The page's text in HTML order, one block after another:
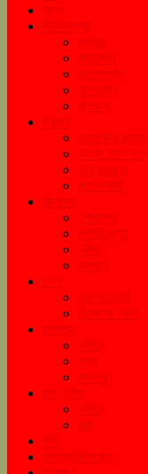
বিশ্ব
জীবনযাত্রা
স্বাস্থ্য
প্রযুক্তি
রসনাতৃপ্তি
গৃহস্থালি
রূপকলা
ভ্রমণ
ঘুরনচন্ডীর ডায়রি
যাওয়া মানে
ঘুরে tourএ
পথের দাবি
বিনোদন
চলচ্চিত্র
সঙ্গীত-নৃত্য
নাটক
অনুষ্ঠান
খেলা
দেশের খেলা
বিদেশের খেলা
সাহিত্য
কবিতা
গদ্য
প্রবন্ধ
কচি-কাঁচা
কবিতা
গল্প
কৃষি
বানিজ্য/বিনিয়োগ